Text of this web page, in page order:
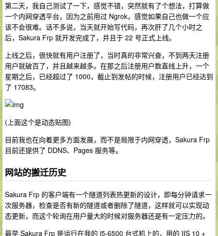
第二天，我自己测试了一下，感觉不错，突然就有了个想法，打算做
一个内网穿透平台，因为之前用过 Ngrok，感觉如果自己也做一个应
该不会很难。话不多说，当天就开始写代码，再次肝了几个小时之
后，Sakura Frp 就开发完成了，并且于 22 号正式上线。
上线之后，很快就有用户注册了，当时真的非常兴奋，不到两天注册
用户就破百了，并且越来越多。在那之后注册用户数直线上升，一个
星期之后，已经超过了 1000，截止到发帖的时候，注册用户已经达到
了 17083。
(上面这个是动态贴图)
目前我也在向着更多方面发展，而不是局限于内网穿透，Sakura Frp
目前还提供了 DDNS、Pages 服务等。
网站的搬迁历史
Sakura Frp 的客户端有一个隧道列表热更新的设计，即每分钟请求一
次服务器，检查是否有新的隧道或者删除了隧道，这样就可以实现动
态更新，而这个轮询在用户量大的时候对服务器还是有一定压力的。
最早 Sakura Frp 是运行在我的 i5-6500 台式机上的，用的 IIS 10 +